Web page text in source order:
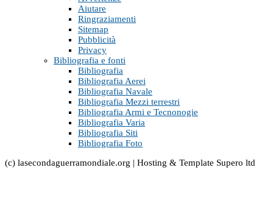
Aiutare
Ringraziamenti
Sitemap
Pubblicità
Privacy
Bibliografia e fonti
Bibliografia
Bibliografia Aerei
Bibliografia Navale
Bibliografia Mezzi terrestri
Bibliografia Armi e Tecnonogie
Bibliografia Varia
Bibliografia Siti
Bibliografia Foto
(c) lasecondaguerramondiale.org | Hosting & Template Supero ltd